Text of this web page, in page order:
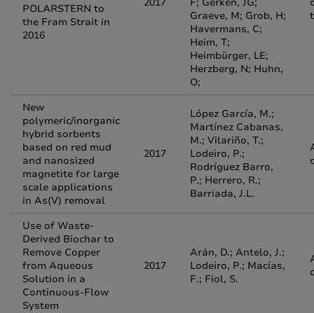
POLARSTERN to
the Fram Strait in
2016
Graeve, M; Grob, H;
Havermans, C;
Heim, T;
Heimbürger, LE;
Herzberg, N; Huhn,
O;
New
polymeric/inorganic
hybrid sorbents
based on red mud
and nanosized
magnetite for large
scale applications
in As(V) removal
2017
López García, M.;
Martínez Cabanas,
M.; Vilariño, T.;
Lodeiro, P.;
Rodríguez Barro,
P.; Herrero, R.;
Barriada, J.L.
Use of Waste-
Derived Biochar to
Remove Copper
from Aqueous
Solution in a
Continuous-Flow
System
2017
Arán, D.; Antelo, J.;
Lodeiro, P.; Macías,
F.; Fiol, S.